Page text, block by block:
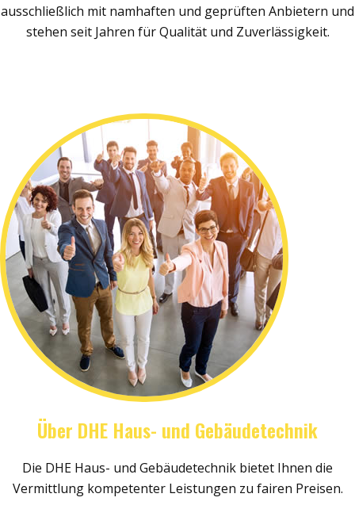
ausschließlich mit namhaften und geprüften Anbietern und
stehen seit Jahren für Qualität und Zuverlässigkeit.
Über DHE Haus- und Gebäudetechnik
Die DHE Haus- und Gebäudetechnik bietet Ihnen die
Vermittlung kompetenter Leistungen zu fairen Preisen.